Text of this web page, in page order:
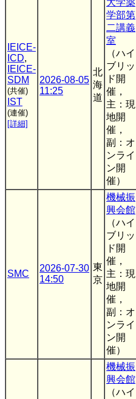
IEICE-
ICD,
IEICE-
SDM
(共催)
IST
(連催)
[詳細]
2026-08-05
11:25
北
海
道
大学薬
学部第
二講義
室
（ハイ
ブリッ
ド開
催，
主：現
地開
催，
副：オ
ンライ
ン開
催）
SMC
2026-07-30
14:50
東
京
機械振
興会館
（ハイ
ブリッ
ド開
催，
主：現
地開
催，
副：オ
ンライ
ン開
催）
機械振
興会館
（ハイ